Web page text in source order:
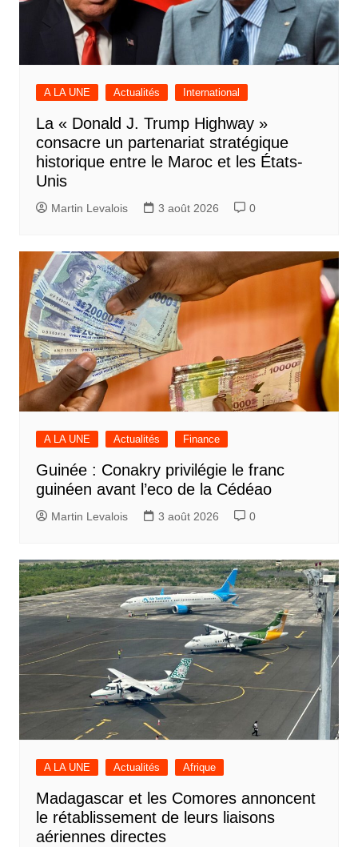
A LA UNE Actualités International
La « Donald J. Trump Highway »
consacre un partenariat stratégique
historique entre le Maroc et les États-
Unis
Martin Levalois 3 août 2026 0
A LA UNE Actualités Finance
Guinée : Conakry privilégie le franc
guinéen avant l’eco de la Cédéao
Martin Levalois 3 août 2026 0
A LA UNE Actualités Afrique
Madagascar et les Comores annoncent
le rétablissement de leurs liaisons
aériennes directes